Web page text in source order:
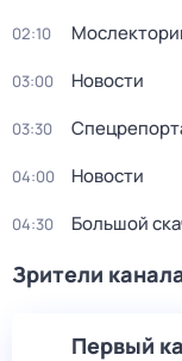
02:10
03:00 Новости
03:30
04:00 Новости
04:30 Большой
Зрители
Первый